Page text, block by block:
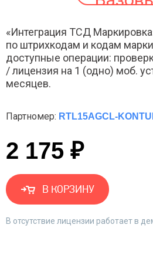
«Интеграция ТСД
по штрихкодам и кодам
доступные операции:
/ лицензия на 1 (одно) моб.
месяцев.
Партномер: RTL15AGCL-
2 175 ₽
В КОРЗИНУ
В отсутствие лицензии работает в